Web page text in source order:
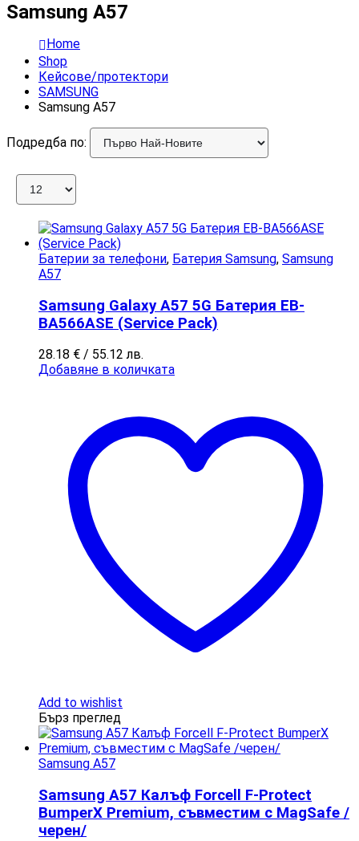
Samsung A57
Home
Shop
Кейсове/протектори
SAMSUNG
Samsung A57
Подредба по:
Батерии за телефони, Батерия Samsung, Samsung
A57
Samsung Galaxy A57 5G Батерия EB-
BA566ASE (Service Pack)
28.18 € / 55.12 лв.
Добавяне в количката
Add to wishlist
Бърз преглед
Samsung A57
Samsung A57 Калъф Forcell F-Protect
BumperX Premium, съвместим с MagSafe /
черен/